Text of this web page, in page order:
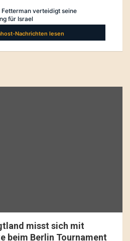
misst sich mit
beim Berlin Tournament